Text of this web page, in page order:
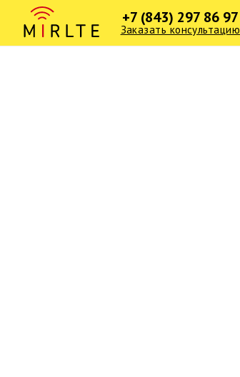
+7 (843) 297 86 97
Заказать консультацию